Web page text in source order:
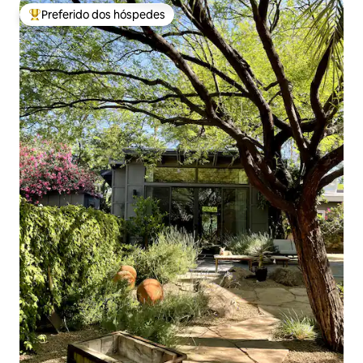
Entre os melhores preferidos dos hóspedes
Preferido dos hóspedes